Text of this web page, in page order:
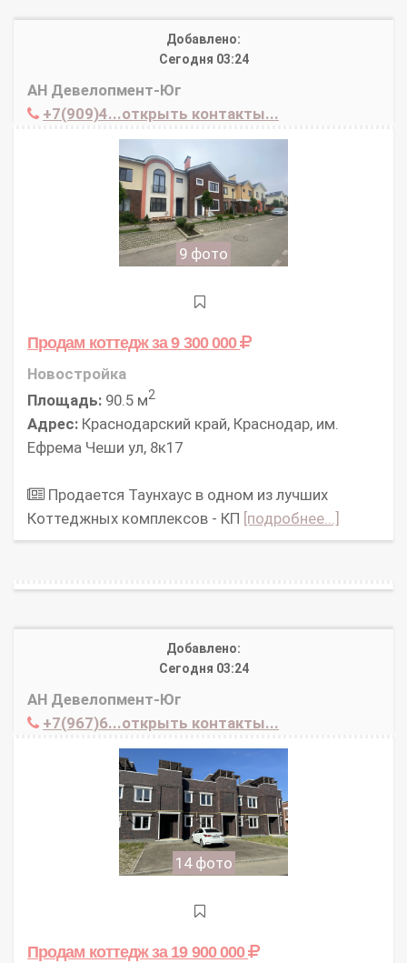
Добавлено:
Сегодня 03:24
АН Девелопмент-Юг
+7(909)4...открыть контакты...
9 фото
Продам коттеджза 9 300 000
Новостройка
Площадь: 90.5 м2
Адрес: Краснодарский край, Краснодар, им.
Ефрема Чеши ул, 8к17
Продается Таунхаус в одном из лучших
Коттеджных комплексов - КП [подробнее...]
Добавлено:
Сегодня 03:24
АН Девелопмент-Юг
+7(967)6...открыть контакты...
14 фото
Продам коттеджза 19 900 000